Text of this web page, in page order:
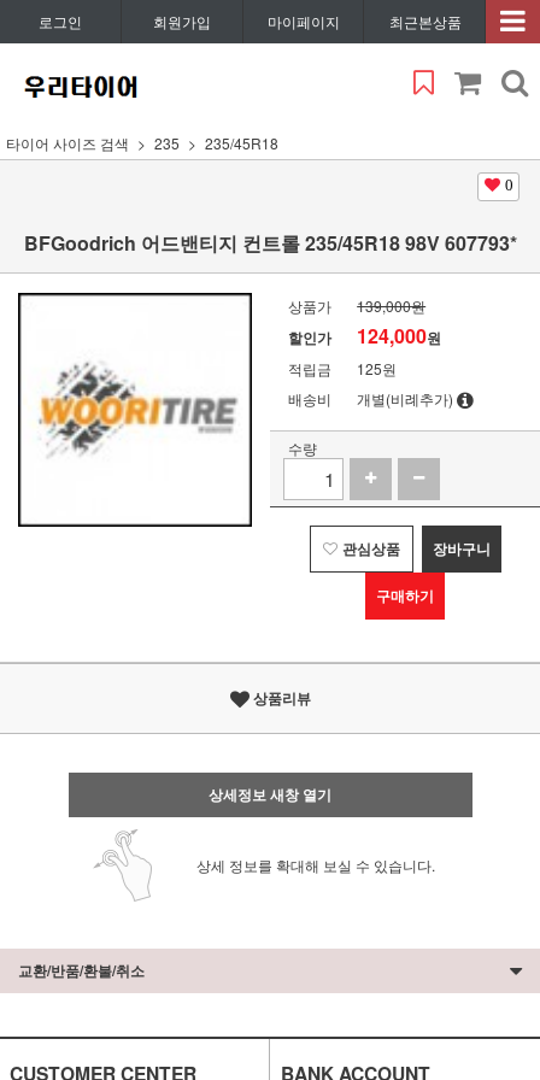
로그인 회원가입 마이페이지 최근본상품
타이어 사이즈 검색 235 235/45R18
0
BFGoodrich 어드밴티지 컨트롤 235/45R18 98V 607793*
상품가 139,000원
할인가 124,000원
적립금
125원
배송비
개별(비례추가)
수량
관심상품 장바구니
구매하기
상품리뷰
상세정보 새창 열기
상세 정보를 확대해 보실 수 있습니다.
교환/반품/환불/취소
CUSTOMER CENTER BANK ACCOUNT